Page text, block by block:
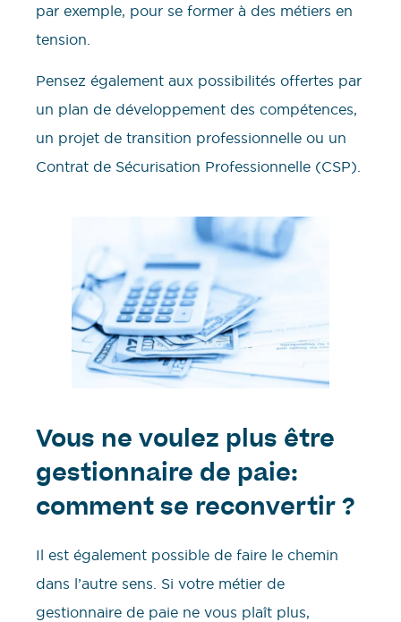
par exemple, pour se former à des métiers en
tension.
Pensez également aux possibilités offertes par
un plan de développement des compétences,
un projet de transition professionnelle ou un
Contrat de Sécurisation Professionnelle (CSP).
Vous ne voulez plus être
gestionnaire de paie:
comment se reconvertir ?
Il est également possible de faire le chemin
dans l’autre sens. Si votre métier de
gestionnaire de paie ne vous plaît plus,